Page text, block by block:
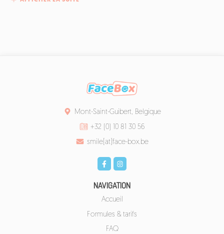
Mont-Saint-Guibert, Belgique
+32 (0) 10 81 30 56
smile[at]face-box.be
NAVIGATION
Accueil
Formules & tarifs
FAQ